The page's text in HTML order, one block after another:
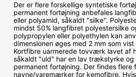
Der er flere forskellige syntetiske
permanent fortøjning anbefales
eller polyamid, såkaldt "silke".
mindst 50% langfibret polyestersilke
polypropylen eller polyethylen kan
dimensionen øges med 2 mm som
Kortfibre uarmerede tovværk lavet af
såkaldt "uld" har en lav trækstyrke og
permanent fortøjning. Der findes flere
navne/varemærker for kemofibre.